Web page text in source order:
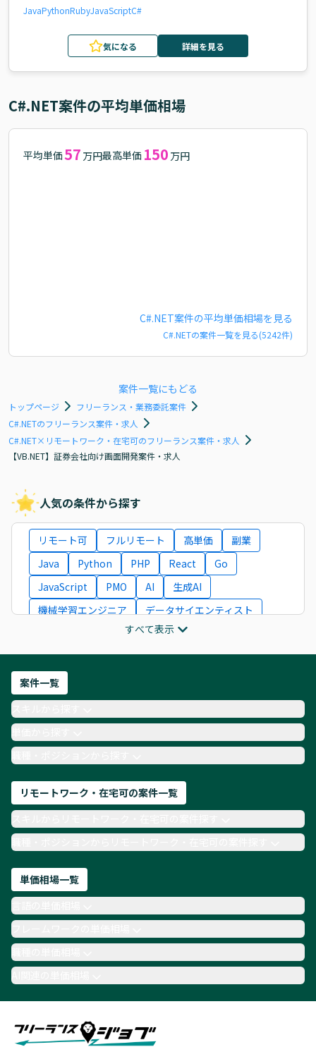
JavaPythonRubyJavaScriptC#
気になる 詳細を見る
C#.NET案件の平均単価相場
平均単価57 万円最高単価 150 万円
C#.NET案件の平均単価相場を見る
C#.NETの案件一覧を見る(5242件)
案件一覧にもどる
トップページ
フリーランス・業務委託案件
C#.NETのフリーランス案件・求人
C#.NET×リモートワーク・在宅可のフリーランス案件・求人
【VB.NET】証券会社向け画面開発案件・求人
人気の条件から探す
リモート可 フルリモート 高単価
副業
Java
Python PHP React
Go
JavaScript
PMO AI
生成AI
機械学習エンジニア
データサイエンティスト
ITコンサルタント
フロントエンドエンジニア
ネットワークエンジニア
AIエンジニア
Webデザイナー
月収100万円 業務委託
COBOL
Ruby
TypeScript
Laravel AWS
すべて表示
案件一覧
単価から探す
職種・ポジションから探す
リモートワーク・在宅可の案件一覧
職種・ポジションからリモートワーク・在宅可の案件探す
単価相場一覧
職種の単価相場
AI関連の単価相場